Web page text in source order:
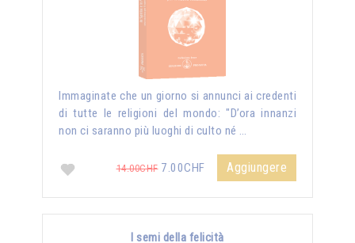
Immaginate che un giorno si annunci ai credenti
di tutte le religioni del mondo: "D’ora innanzi
non ci saranno più luoghi di culto né …
14.00CHF7.00CHF Aggiungere
I semi della felicità